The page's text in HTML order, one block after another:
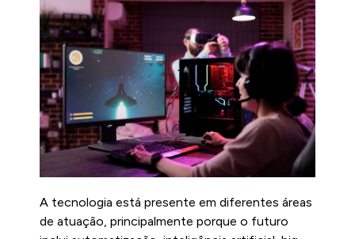
A tecnologia está presente em diferentes áreas
de atuação, principalmente porque o futuro